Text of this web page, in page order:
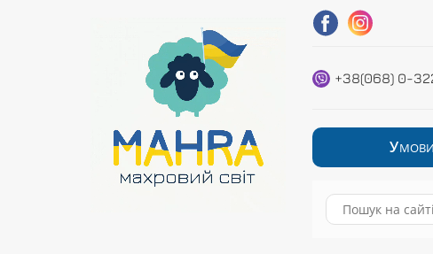
+38(068) 0-
УМОВИ